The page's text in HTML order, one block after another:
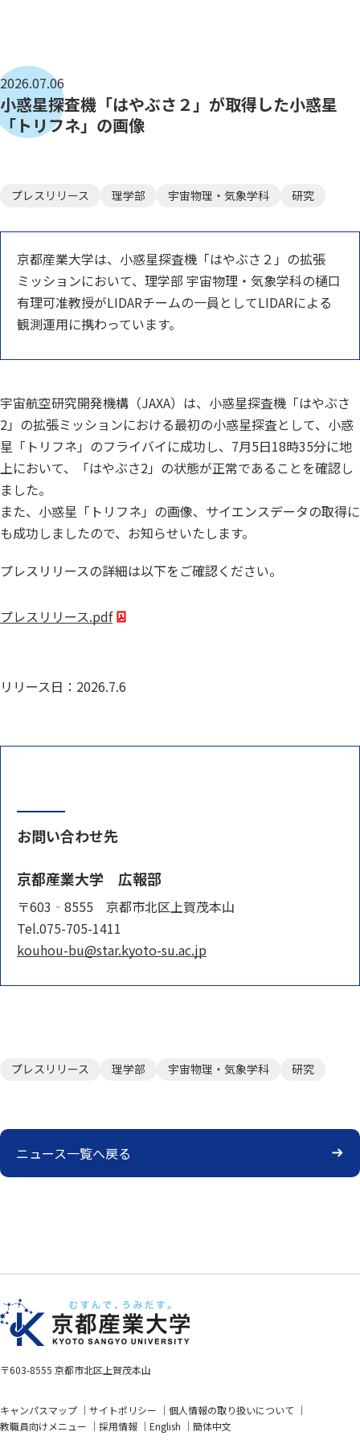
2026.07.06
小惑星探査機「はやぶさ２」が取得した小惑星
「トリフネ」の画像
プレスリリース 理学部 宇宙物理・気象学科 研究
京都産業大学は、小惑星探査機「はやぶさ２」の拡張
ミッションにおいて、理学部 宇宙物理・気象学科の樋口
有理可准教授がLIDARチームの一員としてLIDARによる
観測運用に携わっています。
宇宙航空研究開発機構（JAXA）は、小惑星探査機「はやぶさ
2」の拡張ミッションにおける最初の小惑星探査として、小惑
星「トリフネ」のフライバイに成功し、7月5日18時35分に地
上において、「はやぶさ2」の状態が正常であることを確認し
ました。
また、小惑星「トリフネ」の画像、サイエンスデータの取得に
も成功しましたので、お知らせいたします。
プレスリリースの詳細は以下をご確認ください。
プレスリリース.pdf
リリース日：2026.7.6
お問い合わせ先
京都産業大学 広報部
〒603‐8555 京都市北区上賀茂本山
Tel.075-705-1411
kouhou-bu@star.kyoto-su.ac.jp
プレスリリース 理学部 宇宙物理・気象学科 研究
ニュース一覧へ戻る
〒603-8555 京都市北区上賀茂本山
キャンパスマップ サイトポリシー
個人情報の取り扱いについて
教職員向けメニュー
採用情報 English 簡体中文